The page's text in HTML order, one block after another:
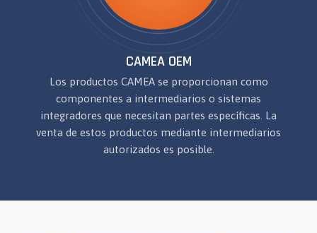
CAMEA OEM
Los productos CAMEA se proporcionan como
componentes a intermediarios o sistemas
integradores que necesitan partes específicas. La
venta de estos productos mediante intermediarios
autorizados es posible.